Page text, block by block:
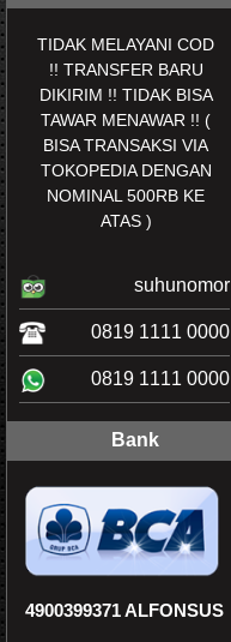
TIDAK MELAYANI COD
!! TRANSFER BARU
DIKIRIM !! TIDAK BISA
TAWAR MENAWAR !! (
BISA TRANSAKSI VIA
TOKOPEDIA DENGAN
NOMINAL 500RB KE
ATAS )
suhunomor
0819 1111 0000
0819 1111 0000
Bank
4900399371 ALFONSUS